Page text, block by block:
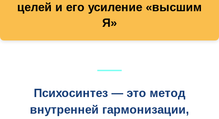
целей и его усиление «высшим
Я»
Психосинтез — это метод
внутренней гармонизации,